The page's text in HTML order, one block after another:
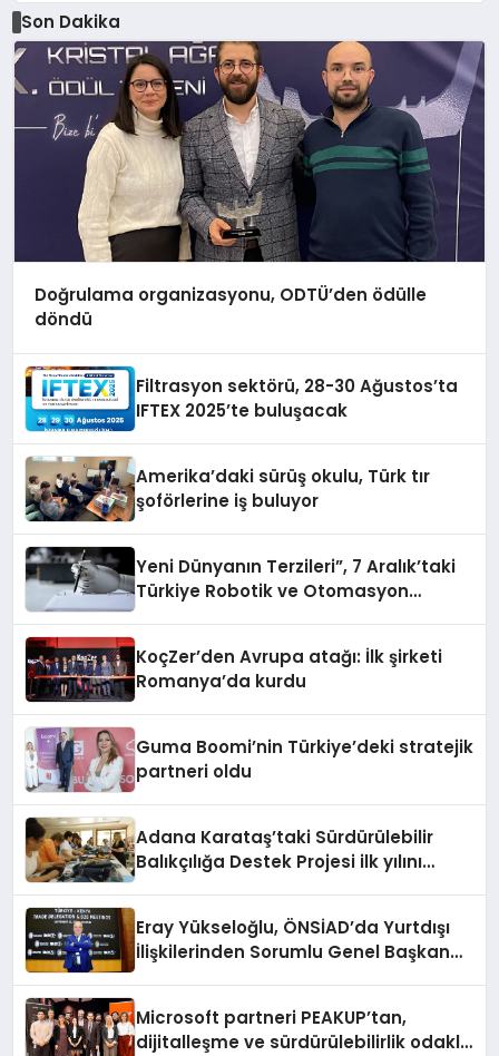
Son Dakika
Doğrulama organizasyonu, ODTÜ’den ödülle
döndü
Filtrasyon sektörü, 28-30 Ağustos’ta
IFTEX 2025’te buluşacak
Amerika’daki sürüş okulu, Türk tır
şoförlerine iş buluyor
Yeni Dünyanın Terzileri”, 7 Aralık’taki
Türkiye Robotik ve Otomasyon
KoçZer’den Avrupa atağı: İlk şirketi
Romanya’da kurdu
Guma Boomi’nin Türkiye’deki stratejik
partneri oldu
Adana Karataş’taki Sürdürülebilir
Balıkçılığa Destek Projesi ilk yılını
Eray Yükseloğlu, ÖNSİAD’da Yurtdışı
İlişkilerinden Sorumlu Genel Başkan
Microsoft partneri PEAKUP’tan,
dijitalleşme ve sürdürülebilirlik odaklı